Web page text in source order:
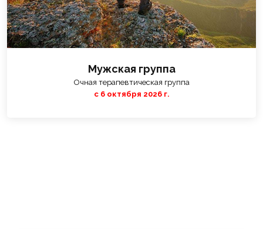
Мужская группа
Очная терапевтическая группа
с 6 октября 2026 г.